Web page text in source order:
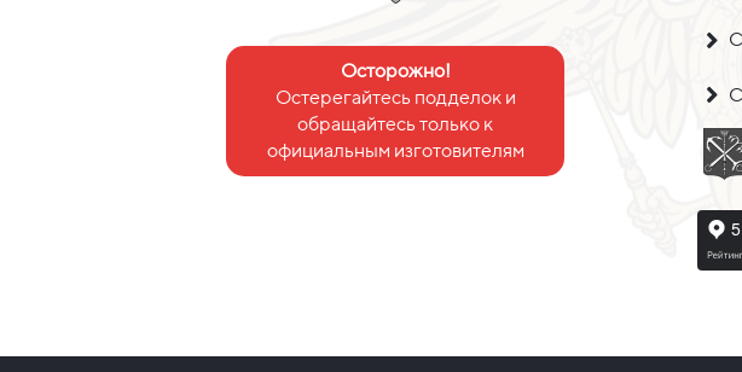
Осторожно!
Остерегайтесь подделок и
обращайтесь только к
официальным изготовителям